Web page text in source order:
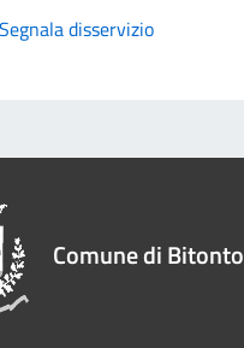
Segnala disservizio
Comune di Bitonto